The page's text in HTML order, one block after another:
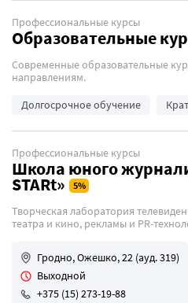
Профессиональные курсы
Образовательные
Современные образовательные
направлениям.
Долгосрочное обучение
Профессиональные курсы
Школа юного
STARt»
Творческая лаборатория
театра и кино, рекламы и PR-
Гродно, Ожешко, 22 (ауд. 319)
Выходной
+375 (15) 273-19-88